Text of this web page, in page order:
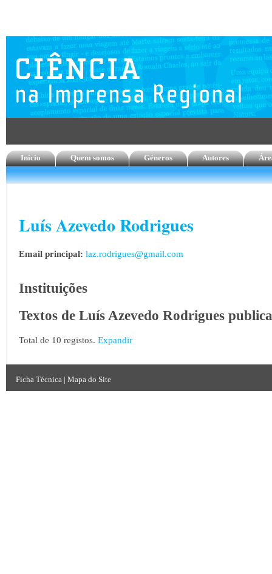
Início Quem somos Géneros Autores
Luís Azevedo Rodrigues
Email principal: laz.rodrigues@gmail.com
Instituições
Textos de Luís Azevedo Rodrigues
Total de 10 registos. Expandir
Ficha Técnica | Mapa do Site